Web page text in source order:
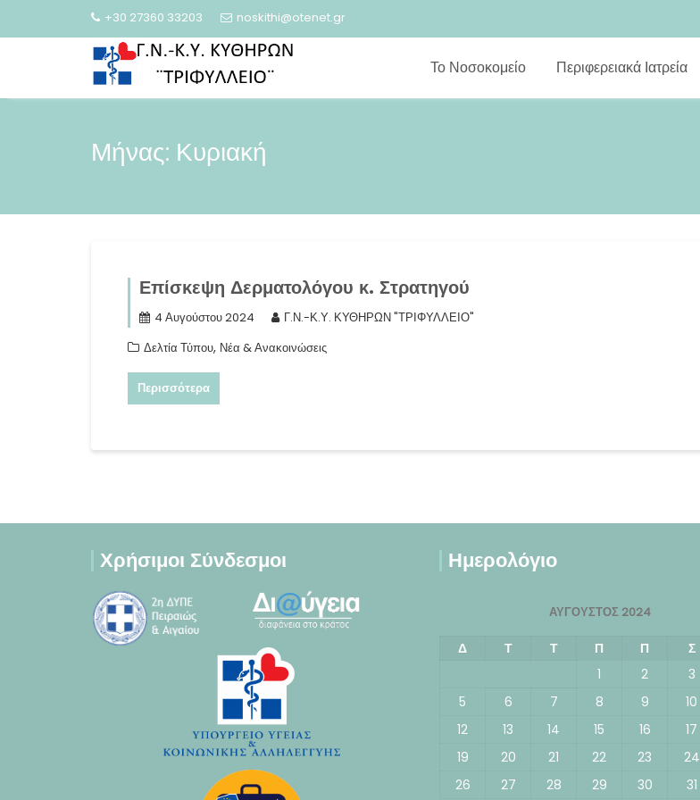
+30 27360 33203 noskithi@otenet.gr
Το Νοσοκομείο Περιφερειακά Ιατρεία
Μήνας: Κυριακή
Επίσκεψη Δερματολόγου κ. Στρατηγού
4 Αυγούστου 2024
Γ.Ν.-Κ.Υ. ΚΥΘΗΡΩΝ "ΤΡΙΦΥΛΛΕΙΟ"
Δελτία Τύπου, Νέα & Ανακοινώσεις
Περισσότερα
Χρήσιμοι Σύνδεσμοι Ημερολόγιο
ΑΎΓΟΥΣΤΟΣ 2024
Δ Τ Τ Π Π Σ
1
2 3
5
6 7 8 9 10
12
13 14 15 16 17
19
20 21 22 23 24
26
27 28 29 30 31